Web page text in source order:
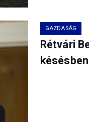
GAZDASÁG
Rétvári